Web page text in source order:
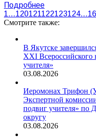
Подробнее
1…120121122123124…
Смотрите также:
В Якутске
XXI Всероссийского
учителя»
03.08.2026
Иеромонах Трифон
Экспертной
подвиг учителя» по
округу
03.08.2026